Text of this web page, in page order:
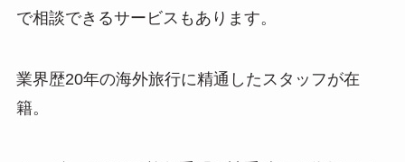
で相談できるサービスもあります。
業界歴20年の海外旅行に精通したスタッフが在
籍。